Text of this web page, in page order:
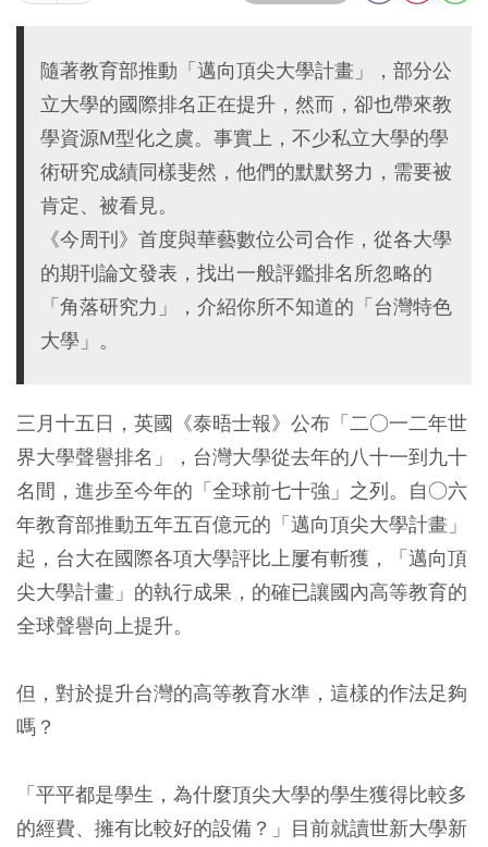
隨著教育部推動「邁向頂尖大學計畫」，部分公
立大學的國際排名正在提升，然而，卻也帶來教
學資源M型化之虞。事實上，不少私立大學的學
術研究成績同樣斐然，他們的默默努力，需要被
肯定、被看見。
《今周刊》首度與華藝數位公司合作，從各大學
的期刊論文發表，找出一般評鑑排名所忽略的
「角落研究力」，介紹你所不知道的「台灣特色
大學」。
三月十五日，英國《泰晤士報》公布「二○一二年世
界大學聲譽排名」，台灣大學從去年的八十一到九十
名間，進步至今年的「全球前七十強」之列。自○六
年教育部推動五年五百億元的「邁向頂尖大學計畫」
起，台大在國際各項大學評比上屢有斬獲，「邁向頂
尖大學計畫」的執行成果，的確已讓國內高等教育的
全球聲譽向上提升。
但，對於提升台灣的高等教育水準，這樣的作法足夠
嗎？
「平平都是學生，為什麼頂尖大學的學生獲得比較多
的經費、擁有比較好的設備？」目前就讀世新大學新